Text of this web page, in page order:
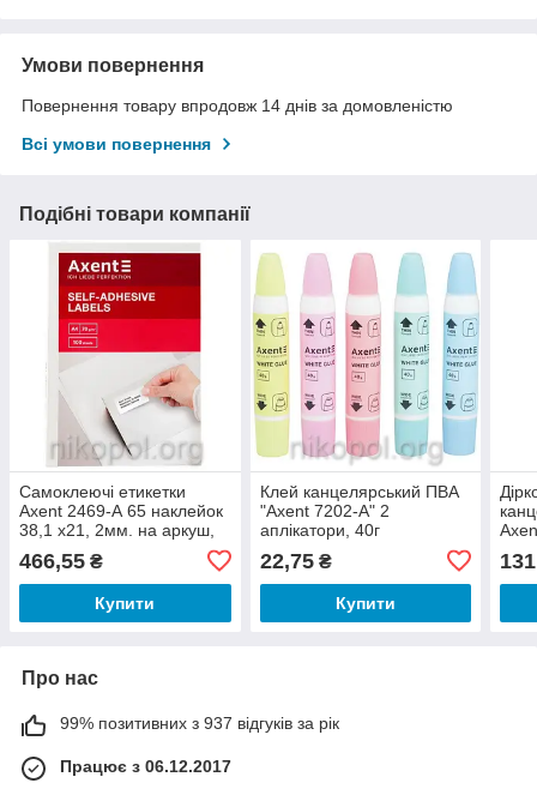
Умови повернення
Повернення товару впродовж 14 днів за домовленістю
Всі умови повернення
Подібні товари компанії
Самоклеючі етикетки
Axent 2469-А 65 наклейок
38,1 х21, 2мм. на аркуш,
466,55 ₴
Купити
Клей канцелярський ПВА
"Axent 7202-A" 2
аплікатори, 40г
22,75₴
Купити
Про нас
99% позитивних з 937 відгуків за рік
Працює з 06.12.2017